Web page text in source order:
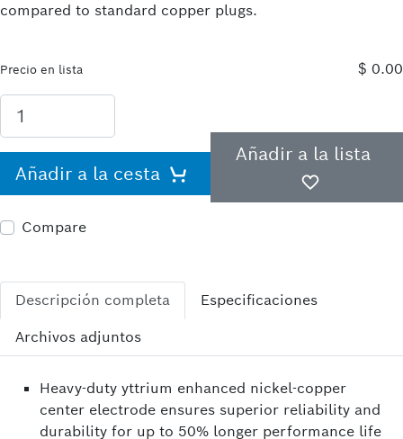
compared to standard copper plugs.
Precio en lista $ 0.00
Añadir a la cesta
Añadir a la lista
Compare
Descripción completa
Especificaciones
Archivos adjuntos
Heavy-duty yttrium enhanced nickel-copper
center electrode ensures superior reliability and
durability for up to 50% longer performance life